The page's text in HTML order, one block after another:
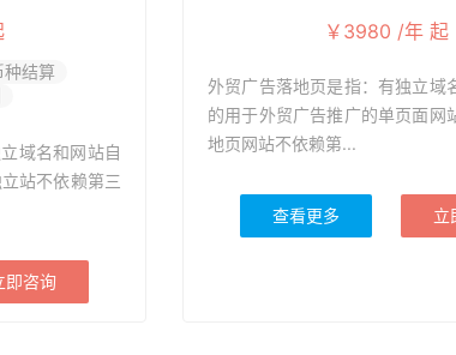
种结算
域名和网站自
站不依赖第三
即咨询
￥3980 /年 起
外贸广告落地页是指：有独立域
的用于外贸广告推广的单页面网
地页网站不依赖第...
查看更多 立